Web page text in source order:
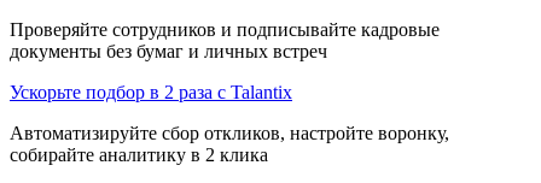
Проверяйте сотрудников и подписывайте кадровые
документы без бумаг и личных встреч
Ускорьте подбор в 2 раза с Talantix
Автоматизируйте сбор откликов, настройте воронку,
собирайте аналитику в 2 клика